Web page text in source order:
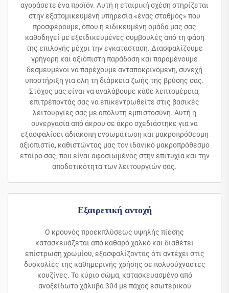
αγοράσετε ένα προϊόν. Αυτή η εταιρική σχέση στηρίζεται
στην εξατομικευμένη υπηρεσία «ένας σταθμός» που
προσφέρουμε, όπου η ειδικευμένη ομάδα μας σας
καθοδηγεί με εξειδικευμένες συμβουλές από τη φάση
της επιλογής μέχρι την εγκατάσταση. Διασφαλίζουμε
γρήγορη και αξιόπιστη παράδοση και παραμένουμε
δεσμευμένοι να παρέχουμε ανταποκρινόμενη, συνεχή
υποστήριξη για όλη τη διάρκεια ζωής της βρύσης σας.
Στόχος μας είναι να αναλάβουμε κάθε λεπτομέρεια,
επιτρέποντάς σας να επικεντρωθείτε στις βασικές
λειτουργίες σας με απόλυτη εμπιστοσύνη. Αυτή η
συνεργασία από άκρου σε άκρο σχεδιάστηκε για να
εξασφαλίσει αδιάκοπη ενσωμάτωση και μακροπρόθεσμη
αξιοπιστία, καθιστώντας μας τον ιδανικό μακροπρόθεσμο
εταίρο σας, που είναι αφοσιωμένος στην επιτυχία και την
αποδοτικότητα των λειτουργιών σας.
Εξαιρετική αντοχή
Ο κρουνός προεκπλύσεως υψηλής πίεσης
κατασκευάζεται από καθαρό χαλκό και διαθέτει
επίστρωση χρωμίου, εξασφαλίζοντας ότι αντέχει στις
δυσκολίες της καθημερινής χρήσης σε πολυσύχναστες
κουζίνες. Το κύριο σώμα, κατασκευασμένο από
ανοξείδωτο χάλυβα 304 με πάχος εσωτερικού